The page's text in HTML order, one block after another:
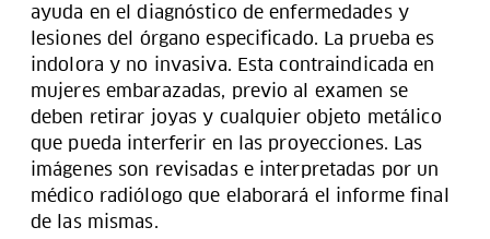
ayuda en el diagnóstico de enfermedades y
lesiones del órgano especificado. La prueba es
indolora y no invasiva. Esta contraindicada en
mujeres embarazadas, previo al examen se
deben retirar joyas y cualquier objeto metálico
que pueda interferir en las proyecciones. Las
imágenes son revisadas e interpretadas por un
médico radiólogo que elaborará el informe final
de las mismas.